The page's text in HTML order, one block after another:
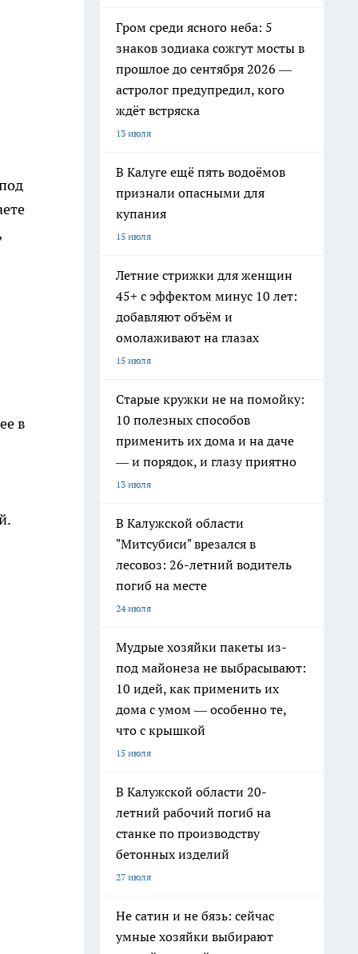
в
Гром среди ясного неба: 5
знаков зодиака сожгут мосты в
прошлое до сентября 2026 —
астролог предупредил, кого
ждёт встряска
13 июля
В Калуге ещё пять водоёмов
признали опасными для
купания
15 июля
Летние стрижки для женщин
45+ с эффектом минус 10 лет:
добавляют объём и
омолаживают на глазах
15 июля
Старые кружки не на помойку:
10 полезных способов
применить их дома и на даче
— и порядок, и глазу приятно
13 июля
В Калужской области
"Митсубиси" врезался в
лесовоз: 26-летний водитель
погиб на месте
24 июля
Мудрые хозяйки пакеты из-
под майонеза не выбрасывают:
10 идей, как применить их
дома с умом — особенно те,
что с крышкой
15 июля
В Калужской области 20-
летний рабочий погиб на
станке по производству
бетонных изделий
27 июля
Не сатин и не бязь: сейчас
умные хозяйки выбирают